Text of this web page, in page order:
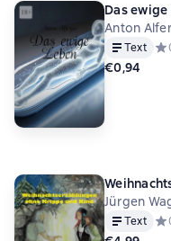
Das
Anton
Text
€0,94
Jürgen
Text